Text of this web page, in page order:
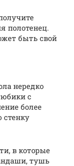
полотенец.
быть свой
нередко
с
более
в которые
тушь